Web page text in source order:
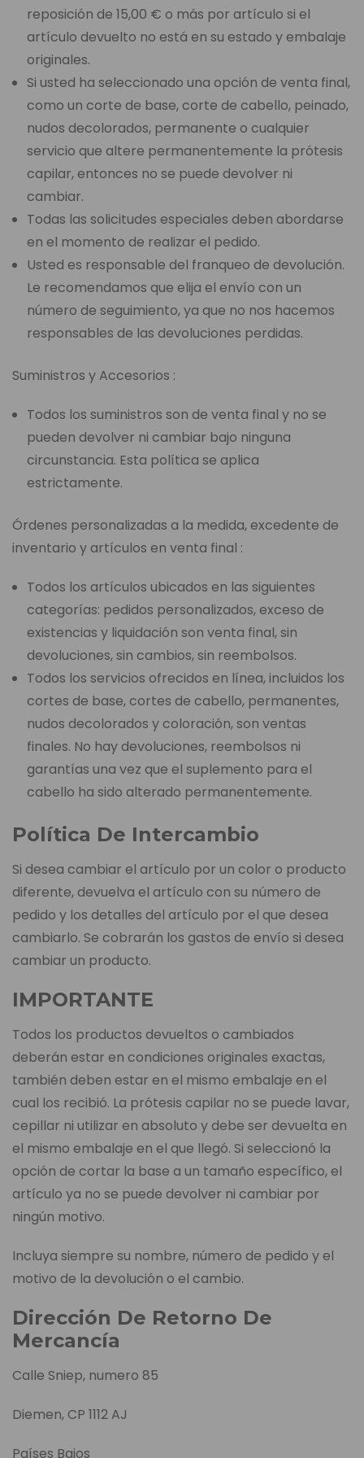
reposición de 15,00 € o más por artículo si el
artículo devuelto no está en su estado y embalaje
originales.
Si usted ha seleccionado una opción de venta final,
como un corte de base, corte de cabello, peinado,
nudos decolorados, permanente o cualquier
servicio que altere permanentemente la prótesis
capilar, entonces no se puede devolver ni
cambiar.
Todas las solicitudes especiales deben abordarse
en el momento de realizar el pedido.
Usted es responsable del franqueo de devolución.
Le recomendamos que elija el envío con un
número de seguimiento, ya que no nos hacemos
responsables de las devoluciones perdidas.
Suministros y Accesorios :
Todos los suministros son de venta final y no se
pueden devolver ni cambiar bajo ninguna
circunstancia. Esta política se aplica
estrictamente.
Órdenes personalizadas a la medida, excedente de
inventario y artículos en venta final :
Todos los artículos ubicados en las siguientes
categorías: pedidos personalizados, exceso de
existencias y liquidación son venta final, sin
devoluciones, sin cambios, sin reembolsos.
Todos los servicios ofrecidos en línea, incluidos los
cortes de base, cortes de cabello, permanentes,
nudos decolorados y coloración, son ventas
finales. No hay devoluciones, reembolsos ni
garantías una vez que el suplemento para el
cabello ha sido alterado permanentemente.
Política De Intercambio
Si desea cambiar el artículo por un color o producto
diferente, devuelva el artículo con su número de
pedido y los detalles del artículo por el que desea
cambiarlo. Se cobrarán los gastos de envío si desea
cambiar un producto.
IMPORTANTE
Todos los productos devueltos o cambiados
deberán estar en condiciones originales exactas,
también deben estar en el mismo embalaje en el
cual los recibió. La prótesis capilar no se puede lavar,
cepillar ni utilizar en absoluto y debe ser devuelta en
el mismo embalaje en el que llegó. Si seleccionó la
opción de cortar la base a un tamaño específico, el
artículo ya no se puede devolver ni cambiar por
ningún motivo.
Incluya siempre su nombre, número de pedido y el
motivo de la devolución o el cambio.
Dirección De Retorno De
Mercancía
Calle Sniep, numero 85
Diemen, CP 1112 AJ
Países Bajos